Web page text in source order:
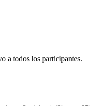
a todos los participantes.